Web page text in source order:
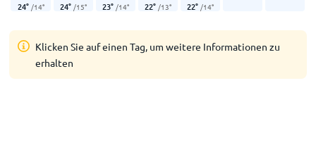
24° /14° 24° /15° 23° /14° 22° /13° 22° /14°
Klicken Sie auf einen Tag, um weitere Informationen zu
erhalten